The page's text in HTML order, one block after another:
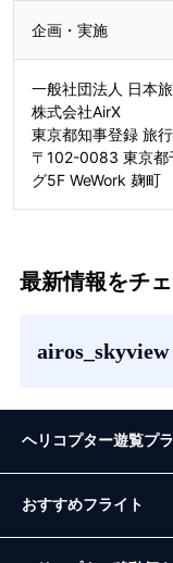
企画・実施
一般社団法人 日本
株式会社AirX
東京都知事登録 旅
〒102-0083 東京都
グ5F WeWork 麹町
最新情報をチェ
airos_skyview
ヘリコプター遊覧プ
おすすめフライト